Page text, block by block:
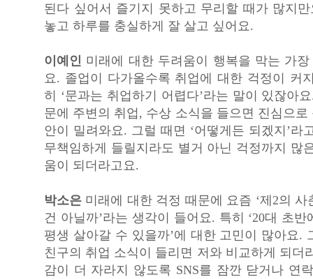
된다 싶어서 즐기지 못하고 무리할 때가 많지
놓고 하루를 충실하게 잘 살고 싶어요.
이예인 미래에 대한 두려움이 행복을 막는 가
요. 졸업이 다가올수록 취업에 대한 걱정이 커
히 ‘문과는 취업하기 어렵다’라는 말이 있잖아
문에 주변의 취업, 수상 소식을 들으면 진심으로
안이 밀려와요. 그럴 때면 ‘어떻게든 되겠지’라
무책임하게 들릴지라도 별거 아닌 걱정까지 많
움이 되더라고요.
박소은 미래에 대한 걱정 때문에 요즘 ‘제2의 사
건 아닐까’라는 생각이 들어요. 특히 ‘20대 초
평생 살아갈 수 있을까’에 대한 고민이 많아요.
친구의 취업 소식이 들리면 저와 비교하게 되더
감이 더 자라지 않도록 SNS를 잠깐 닫거나 연